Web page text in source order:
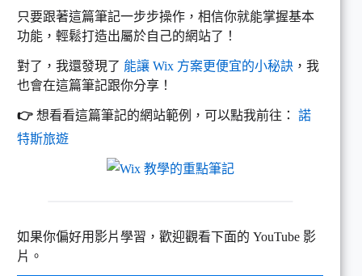
只要跟著這篇筆記一步步操作，相信你就能掌握基本
功能，輕鬆打造出屬於自己的網站了！
對了，我還發現了 能讓 Wix 方案更便宜的小秘訣 ，我
也會在這篇筆記跟你分享！
👉 想看看這篇筆記的網站範例，可以點我前往： 諾
特斯旅遊
如果你偏好用影片學習，歡迎觀看下面的 YouTube 影
片。